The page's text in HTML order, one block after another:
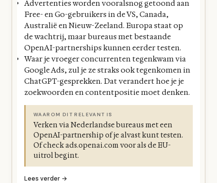
Advertenties worden vooralsnog getoond aan
Free- en Go-gebruikers in de VS, Canada,
Australië en Nieuw-Zeeland. Europa staat op
de wachtrij, maar bureaus met bestaande
OpenAI-partnerships kunnen eerder testen.
Waar je vroeger concurrenten tegenkwam via
Google Ads, zul je ze straks ook tegenkomen in
ChatGPT-gesprekken. Dat verandert hoe je je
zoekwoorden en contentpositie moet denken.
WAAROM DIT RELEVANT IS
Verken via Nederlandse bureaus met een
OpenAI-partnership of je alvast kunt testen.
Of check ads.openai.com voor als de EU-
uitrol begint.
Lees verder →